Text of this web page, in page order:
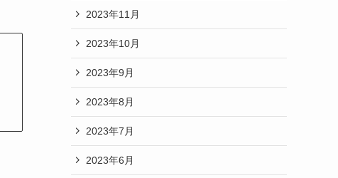
2023年11月
2023年10月
2023年9月
2023年8月
2023年7月
2023年6月